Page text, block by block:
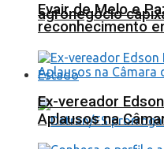
agronegócio
Estado
Evair de Melo e
reconhecimento
Ex-vereador
Aplausos na